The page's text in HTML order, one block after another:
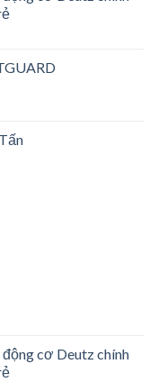
cơ Deutz chính